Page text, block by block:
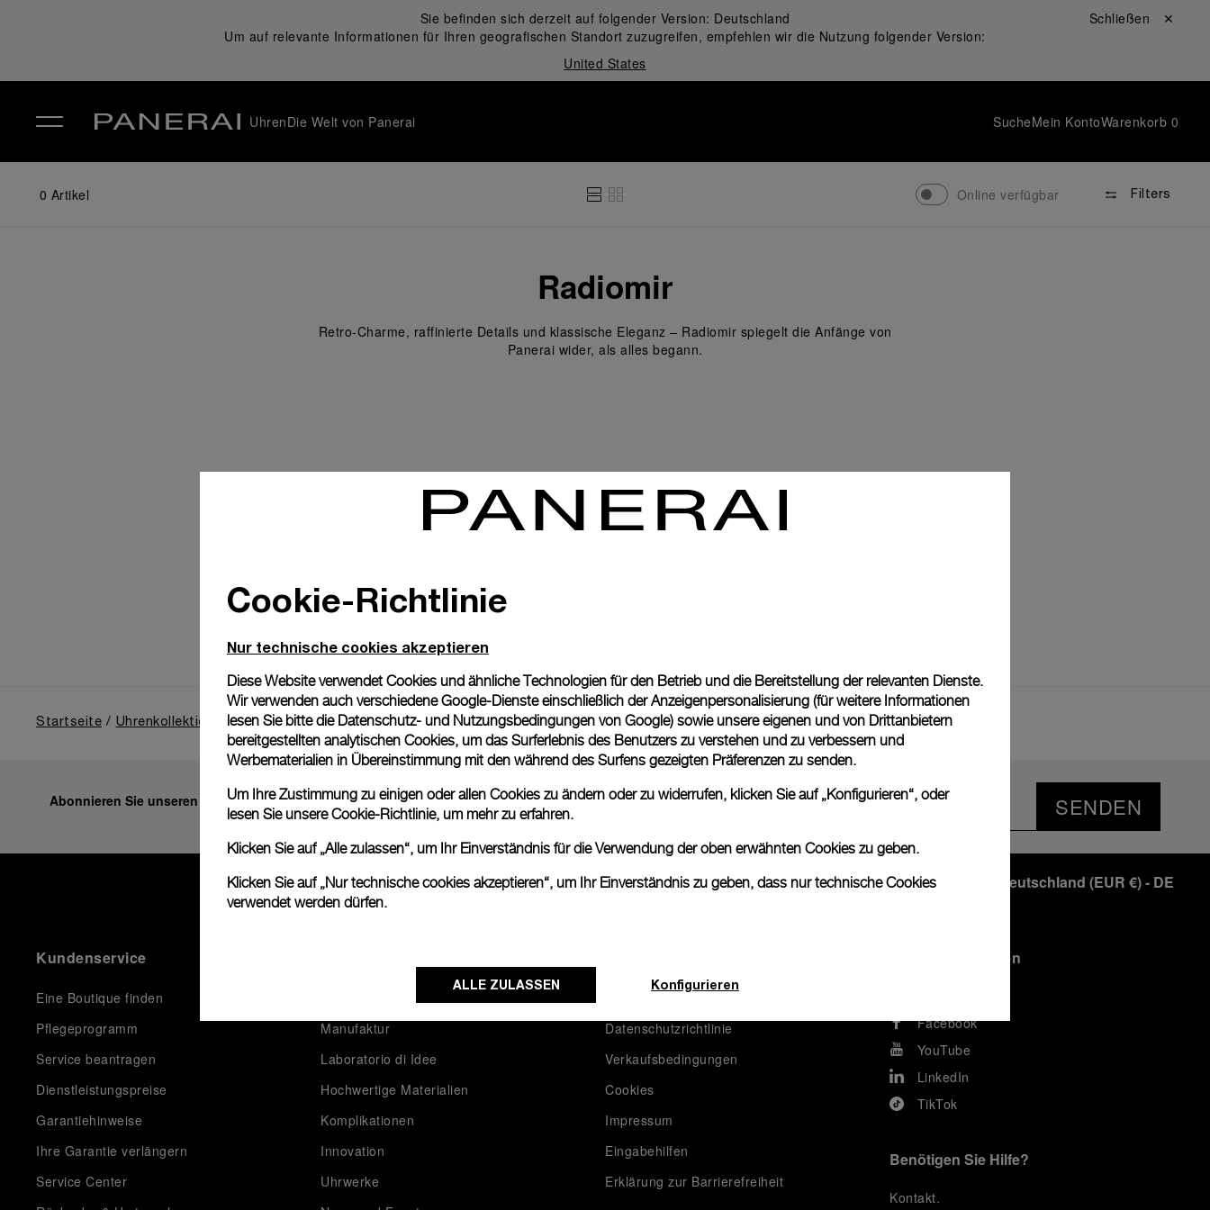
Sie befinden sich derzeit auf folgender Version: Deutschland
Um auf relevante Informationen für Ihren geografischen Standort zuzugreifen, empfehlen wir die Nutzung folgender Version:
United States
Schließen ✕
UhrenDie Welt von Panerai SucheMein KontoWarenkorb 0
0 Artikel Online verfügbar Filters
Radiomir
Retro-Charme, raffinierte Details und klassische Eleganz – Radiomir spiegelt die Anfänge von
Panerai wider, als alles begann.
Keine Ergebnisse gefunden.
Startseite Uhrenkollektion Radiomir Back to top
Abonnieren Sie unseren Newsletter SENDEN
Deutschland (EUR €)- DE
Kundenservice
Eine Boutique finden
Pflegeprogramm
Service beantragen
Dienstleistungspreise
Garantiehinweise
Ihre Garantie verlängern
Service Center
Manufaktur
Laboratorio di Idee
Hochwertige Materialien
Komplikationen
Innovation
Uhrwerke
Nutzungsbedingungen
Datenschutzrichtlinie
Verkaufsbedingungen
Cookies
Impressum
Eingabehilfen
Erklärung zur Barrierefreiheit
In Kontakt bleiben
Facebook
YouTube
LinkedIn
TikTok
Benötigen Sie Hilfe?
Kontakt.
Cookie-Richtlinie
Nur technische cookies akzeptieren
Diese Website verwendet Cookies und ähnliche Technologien für den Betrieb und die Bereitstellung der relevanten Dienste.
Wir verwenden auch verschiedene Google-Dienste einschließlich der Anzeigenpersonalisierung (für weitere Informationen
lesen Sie bitte die Datenschutz- und Nutzungsbedingungen von Google) sowie unsere eigenen und von Drittanbietern
bereitgestellten analytischen Cookies, um das Surferlebnis des Benutzers zu verstehen und zu verbessern und
Werbematerialien in Übereinstimmung mit den während des Surfens gezeigten Präferenzen zu senden.
Um Ihre Zustimmung zu einigen oder allen Cookies zu ändern oder zu widerrufen, klicken Sie auf „Konfigurieren“, oder
lesen Sie unsereCookie-Richtlinie, um mehr zu erfahren.
Klicken Sie auf „Alle zulassen“, um Ihr Einverständnis für die Verwendung der oben erwähnten Cookies zu geben.
Klicken Sie auf „Nur technische cookies akzeptieren“, um Ihr Einverständnis zu geben, dass nur technische Cookies
verwendet werden dürfen.
ALLE ZULASSEN Konfigurieren